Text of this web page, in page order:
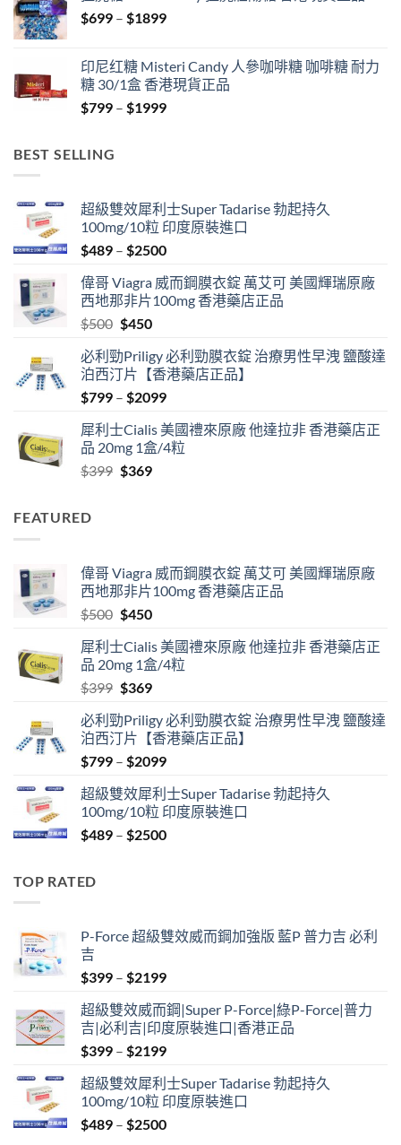
$1849
$699 – $1899Price
through
$1899
印尼红糖 Misteri Candy 人參咖啡糖 咖啡糖 耐力
糖 30/1盒 香港現貨正品
$799 – $1999Price
BEST SELLING
超級雙效犀利士Super Tadarise 勃起持久
100mg/10粒 印度原裝進口
$489 – $2500Price
$489
through
偉哥 Viagra 威而鋼膜衣錠 萬艾可 美國輝瑞原廠
西地那非片100mg 香港藥店正品
$500 Original
was:
$500.
$450Current
is:
$450.
必利勁Priligy 必利勁膜衣錠 治療男性早洩 鹽酸達
泊西汀片【香港藥店正品】
$799 – $2099Price
$799
through
犀利士Cialis 美國禮來原廠 他達拉非 香港藥店正
品 20mg 1盒/4粒
$399 Original
$369Current
FEATURED
偉哥 Viagra 威而鋼膜衣錠 萬艾可 美國輝瑞原廠
西地那非片100mg 香港藥店正品
$500 Original
was:
$500.
$450Current
is:
$450.
犀利士Cialis 美國禮來原廠 他達拉非 香港藥店正
品 20mg 1盒/4粒
$399 Original
was:
$399.
$369Current
is:
$369.
必利勁Priligy 必利勁膜衣錠 治療男性早洩 鹽酸達
泊西汀片【香港藥店正品】
$799 – $2099Price
$799
through
$2099
超級雙效犀利士Super Tadarise 勃起持久
100mg/10粒 印度原裝進口
$489 – $2500Price
TOP RATED
P-Force 超級雙效威而鋼加強版 藍P 普力吉 必利
吉
$399 – $2199Price
$399
through
$2199
超級雙效威而鋼|Super P-Force|綠P-Force|普力
吉|必利吉|印度原裝進口|香港正品
$399 – $2199Price
$399
through
$2199
超級雙效犀利士Super Tadarise 勃起持久
100mg/10粒 印度原裝進口
$489 – $2500Price